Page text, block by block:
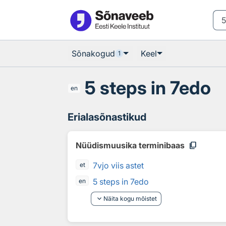
Sõnakogud 1 Keel
en 5 steps in 7edo
Erialasõnastikud
Nüüdismuusika terminibaas content_copy
et 7vjo viis astet
en
5 steps in 7edo
keyboard_arrow_down Näita kogu mõistet